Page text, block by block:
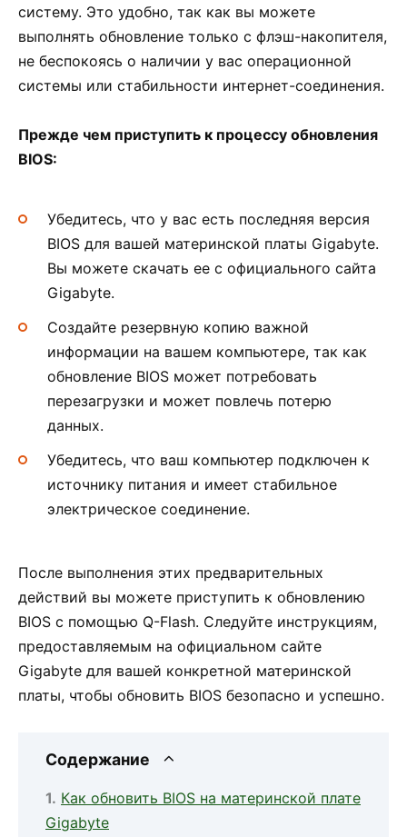
систему. Это удобно, так как вы можете
выполнять обновление только с флэш-накопителя,
не беспокоясь о наличии у вас операционной
системы или стабильности интернет-соединения.
Прежде чем приступить к процессу обновления
BIOS:
Убедитесь, что у вас есть последняя версия
BIOS для вашей материнской платы Gigabyte.
Вы можете скачать ее с официального сайта
Gigabyte.
Создайте резервную копию важной
информации на вашем компьютере, так как
обновление BIOS может потребовать
перезагрузки и может повлечь потерю
данных.
Убедитесь, что ваш компьютер подключен к
источнику питания и имеет стабильное
электрическое соединение.
После выполнения этих предварительных
действий вы можете приступить к обновлению
BIOS с помощью Q-Flash. Следуйте инструкциям,
предоставляемым на официальном сайте
Gigabyte для вашей конкретной материнской
платы, чтобы обновить BIOS безопасно и успешно.
Содержание
Как обновить BIOS на материнской плате
Gigabyte